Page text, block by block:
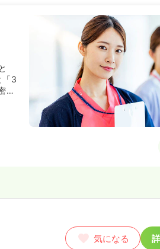
「3
着
気になる